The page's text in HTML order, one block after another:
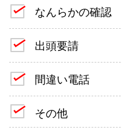
なんらかの確認
出頭要請
間違い電話
その他